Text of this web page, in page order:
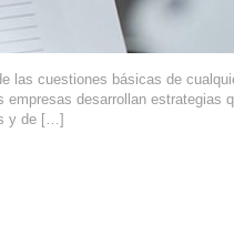
las cuestiones básicas de
desarrollan estrategias
y de […]